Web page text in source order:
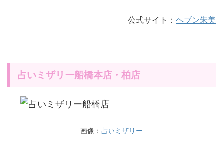
公式サイト： ヘブン朱美
占いミザリー船橋本店・柏店
画像： 占いミザリー